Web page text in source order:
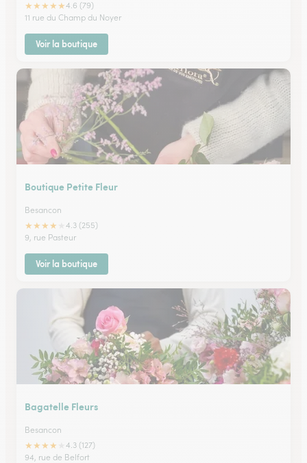
★★★★★4.6 (79)
11 rue du Champ du Noyer
Voir la boutique
Boutique Petite Fleur
Besancon
★★★★
4.3 (255)
9, rue Pasteur
Voir la boutique
Bagatelle Fleurs
Besancon
★★★★
4.3 (127)
94, rue de Belfort